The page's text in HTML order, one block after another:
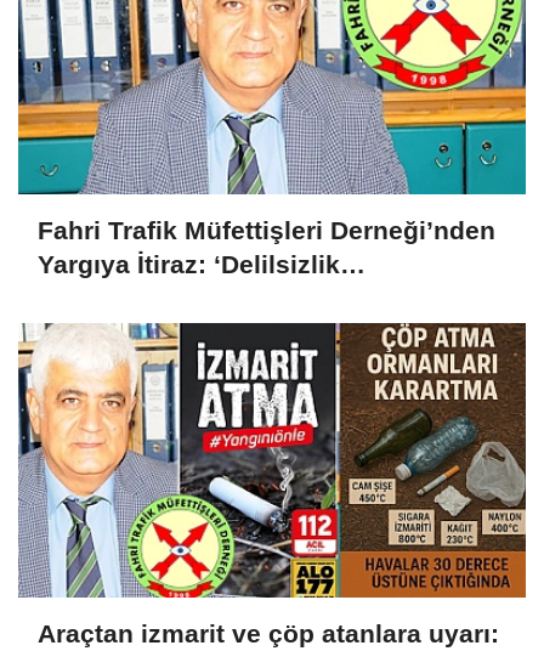
Fahri Trafik Müfettişleri Derneği’nden
Yargıya İtiraz: ‘Delilsizlik
Hukuksuzdur’
Araçtan izmarit ve çöp atanlara uyarı: